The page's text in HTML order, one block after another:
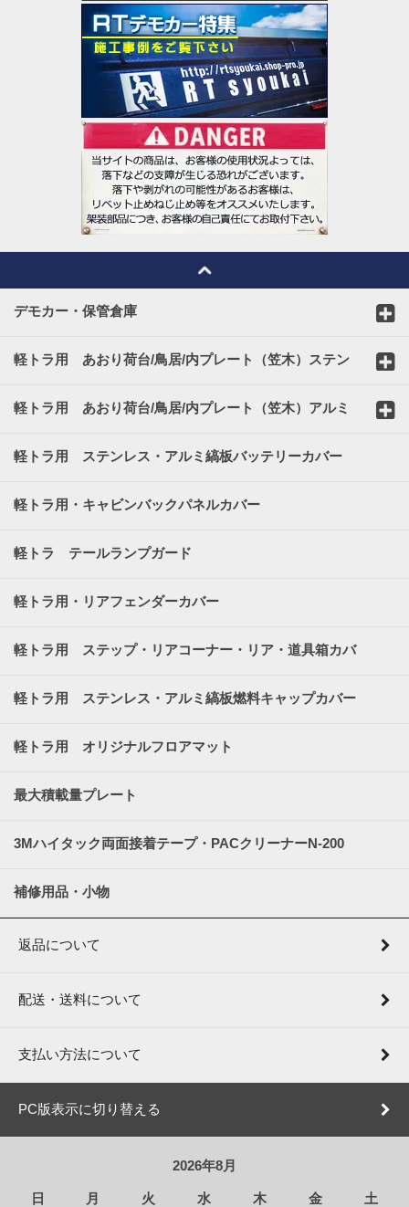
デモカー・保管倉庫
軽トラ用 あおり荷台/鳥居/内プレート（笠木）ステン
軽トラ用 あおり荷台/鳥居/内プレート（笠木）アルミ
軽トラ用 ステンレス・アルミ縞板バッテリーカバー
軽トラ用・キャビンバックパネルカバー
軽トラ テールランプガード
軽トラ用・リアフェンダーカバー
軽トラ用 ステップ・リアコーナー・リア・道具箱カバ
軽トラ用 ステンレス・アルミ縞板燃料キャップカバー
軽トラ用 オリジナルフロアマット
最大積載量プレート
3Mハイタック両面接着テープ・PACクリーナーN-200
補修用品・小物
返品について
配送・送料について
支払い方法について
PC版表示に切り替える
2026年8月
日 月 火 水 木 金
土